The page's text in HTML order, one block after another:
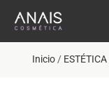
Inicio / ESTÉTICA